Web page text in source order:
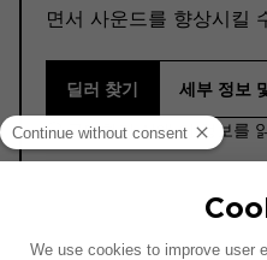
면서 사운드를 향상시킬
딜러 찾기 세부 정보
ⓘ 구매하기 전에 이 정보를
ACTIVE 6.2